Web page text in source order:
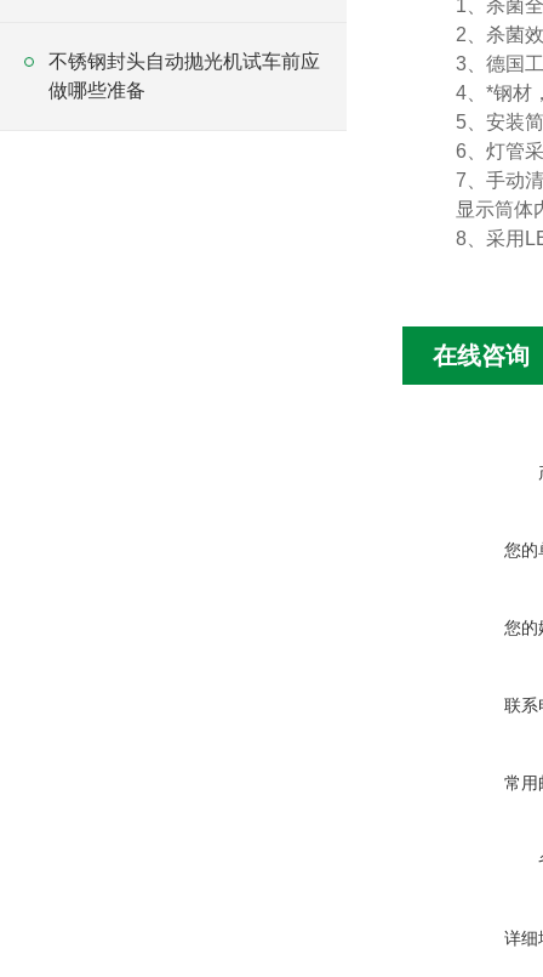
不锈钢封头自动抛光机试车前应
做哪些准备
1 、杀菌
2 、杀菌
3、德国
4、*钢材
5、安装
6 、灯管
7
手动
显示筒体
8、采用
在线咨询
您的
您的
联系
常用
详细